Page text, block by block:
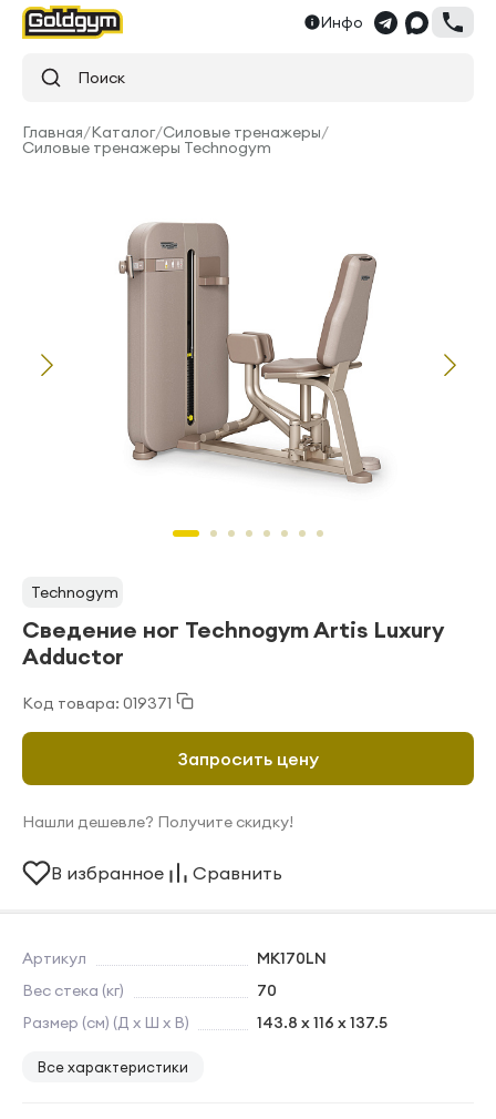
Инфо
Поиск
Главная/Каталог/Силовые тренажеры/
Силовые тренажеры Technogym
Technogym
Сведение ног Technogym Artis Luxury
Adductor
Код товара: 019371
Артикул
MK170LN
Вес стека (кг)
70
Размер (см) (Д х Ш х В)
143.8 x 116 x 137.5
Все характеристики
Запросить цену
Нашли дешевле? Получите скидку!
В избранное Сравнить